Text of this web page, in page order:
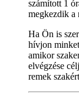
számított 1
megkezdik a
Ha Ön is
hívjon
amikor
elvégzése
remek